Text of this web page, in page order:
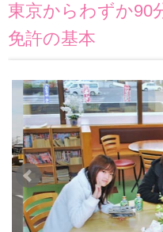
東京からわずか90
免許の基本